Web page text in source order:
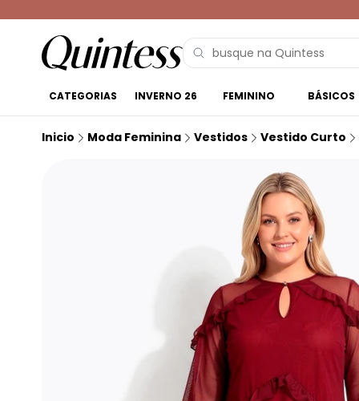
CATEGORIAS INVERNO 26 FEMININO BÁSICOS
Inicio Moda Feminina Vestidos Vestido Curto